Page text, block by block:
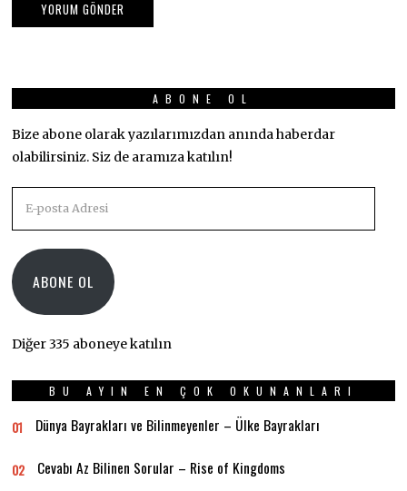
ABONE OL
Bize abone olarak yazılarımızdan anında haberdar
olabilirsiniz. Siz de aramıza katılın!
posta
ABONE OL
Diğer 335 aboneye katılın
BU AYIN EN ÇOK OKUNANLARI
01 Dünya Bayrakları ve Bilinmeyenler – Ülke Bayrakları
02 Cevabı Az Bilinen Sorular – Rise of Kingdoms